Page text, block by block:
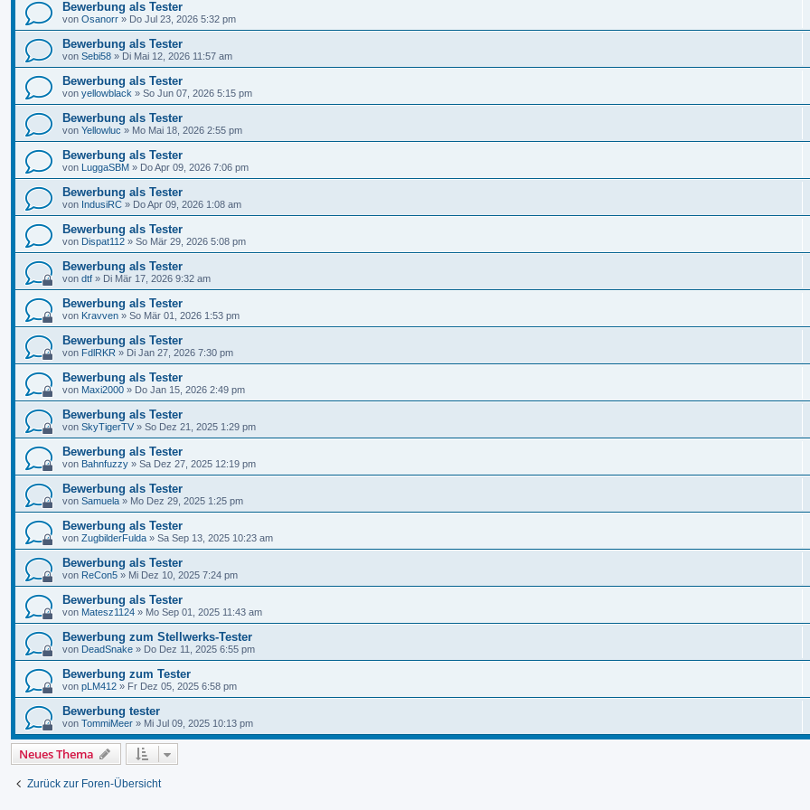
Bewerbung als Tester
von Osanorr » Do Jul 23, 2026 5:32 pm
Bewerbung als Tester
von Sebi58 » Di Mai 12, 2026 11:57 am
Bewerbung als Tester
von yellowblack » So Jun 07, 2026 5:15 pm
Bewerbung als Tester
von Yellowluc » Mo Mai 18, 2026 2:55 pm
Bewerbung als Tester
von LuggaSBM » Do Apr 09, 2026 7:06 pm
Bewerbung als Tester
von IndusiRC » Do Apr 09, 2026 1:08 am
Bewerbung als Tester
von Dispat112 » So Mär 29, 2026 5:08 pm
Bewerbung als Tester
von dtf » Di Mär 17, 2026 9:32 am
Bewerbung als Tester
von Kravven » So Mär 01, 2026 1:53 pm
Bewerbung als Tester
von FdlRKR » Di Jan 27, 2026 7:30 pm
Bewerbung als Tester
von Maxi2000 » Do Jan 15, 2026 2:49 pm
Bewerbung als Tester
von SkyTigerTV » So Dez 21, 2025 1:29 pm
Bewerbung als Tester
von Bahnfuzzy » Sa Dez 27, 2025 12:19 pm
Bewerbung als Tester
von Samuela » Mo Dez 29, 2025 1:25 pm
Bewerbung als Tester
von ZugbilderFulda » Sa Sep 13, 2025 10:23 am
Bewerbung als Tester
von ReCon5 » Mi Dez 10, 2025 7:24 pm
Bewerbung als Tester
von Matesz1124 » Mo Sep 01, 2025 11:43 am
Bewerbung zum Stellwerks-Tester
von DeadSnake » Do Dez 11, 2025 6:55 pm
Bewerbung zum Tester
von pLM412 » Fr Dez 05, 2025 6:58 pm
Bewerbung tester
von TommiMeer » Mi Jul 09, 2025 10:13 pm
Neues Thema
Zurück zur Foren-Übersicht